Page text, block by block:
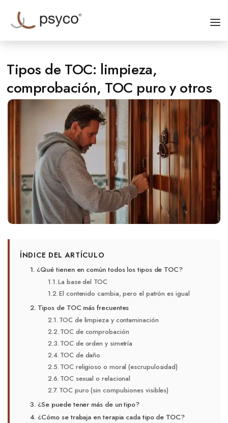
ESPECIALIDADES
QUIÉNES SOMOS
Tipos de TOC: limpieza,
comprobación, TOC puro y otros
ÍNDICE DEL ARTÍCULO
¿Qué tienen en común todos los tipos de TOC?
La base del TOC
El contenido cambia, pero el patrón es igual
Tipos de TOC más frecuentes
TOC de limpieza y contaminación
TOC de comprobación
TOC de orden y simetría
TOC de daño
TOC religioso o moral (escrupulosidad)
TOC sexual o relacional
TOC puro (sin compulsiones visibles)
¿Se puede tener más de un tipo?
¿Cómo se trabaja en terapia cada tipo de TOC?